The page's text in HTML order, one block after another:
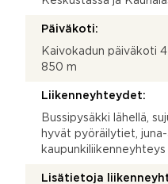
Päiväkoti:
Kaivokadun päiväkoti
850 m
Liikenneyhteydet:
Bussipysäkki lähellä,
hyvät pyöräilytiet, juna-
kaupunkiliikenneyhteys
Lisätietoja